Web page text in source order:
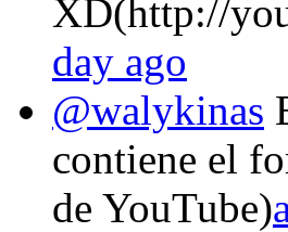
XD(http://
day ago
@walykinas
contiene el
de YouTube)